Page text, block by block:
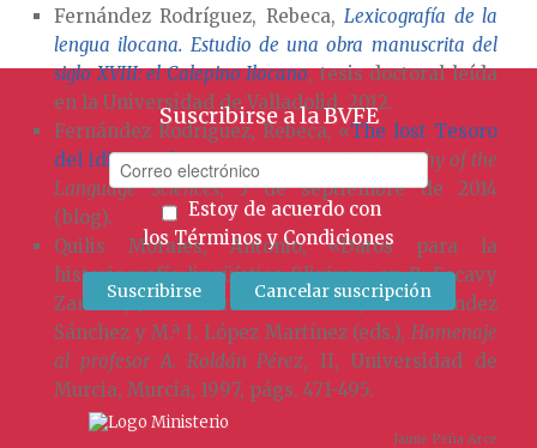
Fernández Rodríguez, Rebeca,Lexicografía de la
lengua ilocana. Estudio de una obra manuscrita del
siglo XVIII: el Calepino Ilocano, tesis doctoral leída
en la Universidad de Valladolid, 2012.
Fernández Rodríguez, Rebeca, «The lost Tesoro
del idioma ylocano»,History and Philosophy of the
Language Sciences, 3 de septiembre de 2014
(blog).
Quilis Morales, Antonio, «Datos para la
historiografía lingüística filipina», en R. Escavy
Zamora, J. M. Hernández Terrés, E. Hernández
Sánchez y M.ª I. López Martínez (eds.),Homenaje
al profesor A. Roldán Pérez, II, Universidad de
Murcia, Murcia, 1997, págs. 471-495.
Jaime Peña Arce
Suscribirse a la BVFE
Estoy de acuerdo con
losTérminos y Condiciones